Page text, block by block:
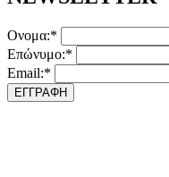
Ονομα:*
Επώνυμο:*
Email:*
ΕΓΓΡΑΦΗ